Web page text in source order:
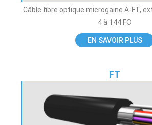
Câble fibre optique microgaine A-FT,
4 à 144 FO
EN SAVOIR PLUS
FT